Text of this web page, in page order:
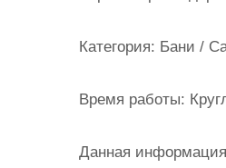
Категория: Бани /
Время работы:
Данная